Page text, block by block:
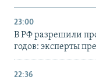
23:00
В РФ разрешили
годов: эксперты
22:36